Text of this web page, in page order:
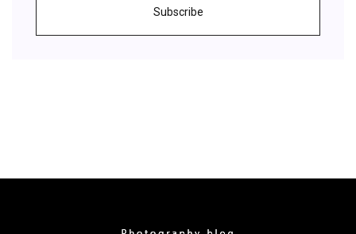
Subscribe